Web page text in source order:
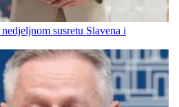
susretu Slavena i